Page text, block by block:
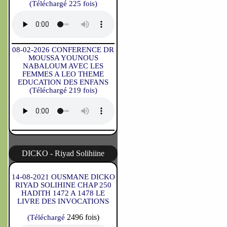
(Téléchargé 225 fois)
08-02-2026 CONFERENCE DR
MOUSSA YOUNOUS
NABALOUM AVEC LES
FEMMES A LEO THEME
EDUCATION DES ENFANS
(Téléchargé 219 fois)
DICKO - Riyad Solihiine
14-08-2021 OUSMANE DICKO
RIYAD SOLIHINE CHAP 250
HADITH 1472 A 1478 LE
LIVRE DES INVOCATIONS
(Téléchargé 2496 fois)